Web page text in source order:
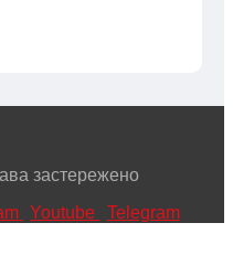
застережено
Youtube Telegram